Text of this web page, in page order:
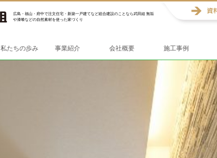
広島・福山・府中で注文住宅・新築一戸建てなど総合建設のことなら武田組 無垢
や漆喰などの自然素材を使った家づくり
私たちの歩み 事業紹介 会社概要 施工事例